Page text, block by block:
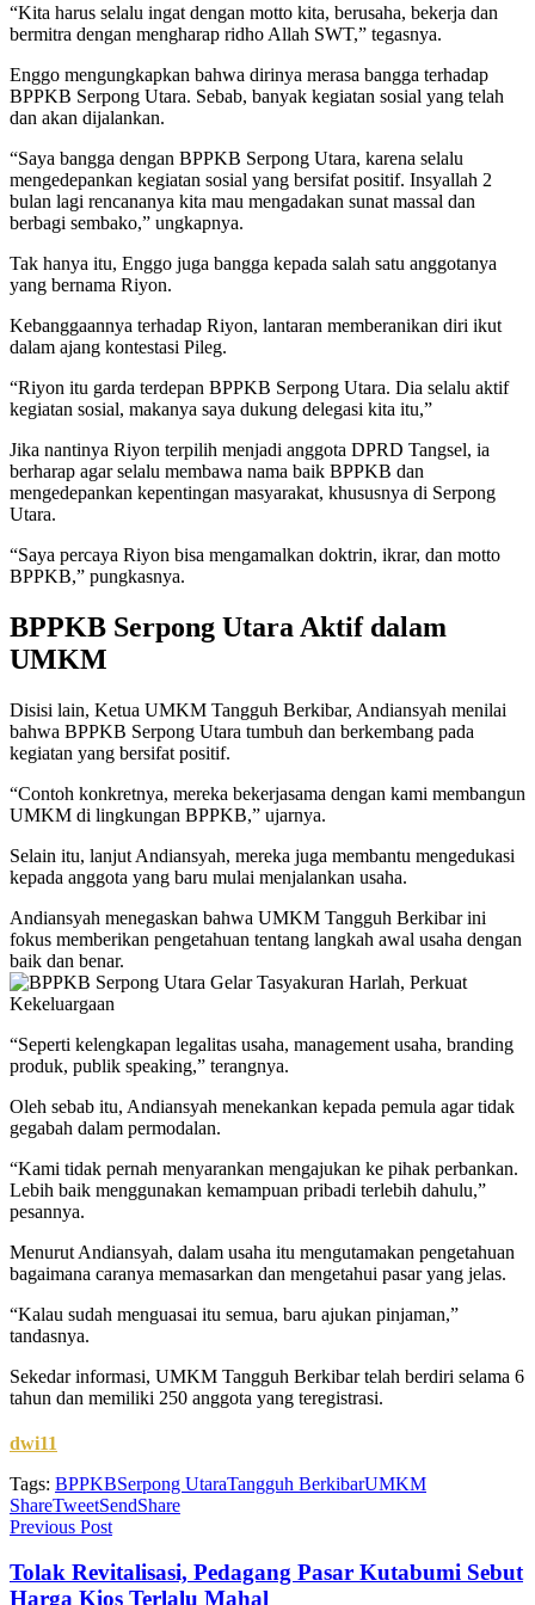
“Kita harus selalu ingat dengan motto kita, berusaha, bekerja dan
bermitra dengan mengharap ridho Allah SWT,” tegasnya.
Enggo mengungkapkan bahwa dirinya merasa bangga terhadap
BPPKB Serpong Utara. Sebab, banyak kegiatan sosial yang telah
dan akan dijalankan.
“Saya bangga dengan BPPKB Serpong Utara, karena selalu
mengedepankan kegiatan sosial yang bersifat positif. Insyallah 2
bulan lagi rencananya kita mau mengadakan sunat massal dan
berbagi sembako,” ungkapnya.
Tak hanya itu, Enggo juga bangga kepada salah satu anggotanya
yang bernama Riyon.
Kebanggaannya terhadap Riyon, lantaran memberanikan diri ikut
dalam ajang kontestasi Pileg.
“Riyon itu garda terdepan BPPKB Serpong Utara. Dia selalu aktif
kegiatan sosial, makanya saya dukung delegasi kita itu,”
Jika nantinya Riyon terpilih menjadi anggota DPRD Tangsel, ia
berharap agar selalu membawa nama baik BPPKB dan
mengedepankan kepentingan masyarakat, khususnya di Serpong
Utara.
“Saya percaya Riyon bisa mengamalkan doktrin, ikrar, dan motto
BPPKB,” pungkasnya.
BPPKB Serpong Utara Aktif dalam
UMKM
Disisi lain, Ketua UMKM Tangguh Berkibar, Andiansyah menilai
bahwa BPPKB Serpong Utara tumbuh dan berkembang pada
kegiatan yang bersifat positif.
“Contoh konkretnya, mereka bekerjasama dengan kami membangun
UMKM di lingkungan BPPKB,” ujarnya.
Selain itu, lanjut Andiansyah, mereka juga membantu mengedukasi
kepada anggota yang baru mulai menjalankan usaha.
Andiansyah menegaskan bahwa UMKM Tangguh Berkibar ini
fokus memberikan pengetahuan tentang langkah awal usaha dengan
baik dan benar.
“Seperti kelengkapan legalitas usaha, management usaha, branding
produk, publik speaking,” terangnya.
Oleh sebab itu, Andiansyah menekankan kepada pemula agar tidak
gegabah dalam permodalan.
“Kami tidak pernah menyarankan mengajukan ke pihak perbankan.
Lebih baik menggunakan kemampuan pribadi terlebih dahulu,”
pesannya.
Menurut Andiansyah, dalam usaha itu mengutamakan pengetahuan
bagaimana caranya memasarkan dan mengetahui pasar yang jelas.
“Kalau sudah menguasai itu semua, baru ajukan pinjaman,”
tandasnya.
Sekedar informasi, UMKM Tangguh Berkibar telah berdiri selama 6
tahun dan memiliki 250 anggota yang teregistrasi.
dwi11
Tags: BPPKBSerpong UtaraTangguh BerkibarUMKM
ShareTweetSendShare
Previous Post
Tolak Revitalisasi, Pedagang Pasar Kutabumi Sebut
Harga Kios Terlalu Mahal